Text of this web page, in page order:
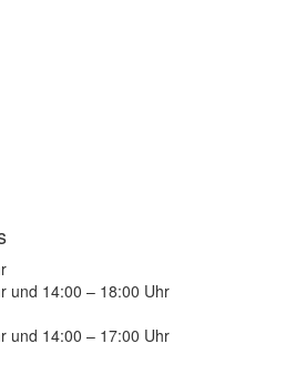
und 14:00 – 18:00 Uhr
und 14:00 – 17:00 Uhr